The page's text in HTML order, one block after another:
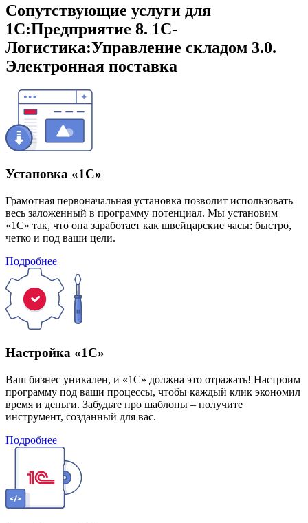
Сопутствующие услуги для
1С:Предприятие 8. 1С-
Логистика:Управление складом 3.0.
Электронная поставка
Установка «1С»
Грамотная первоначальная установка позволит использовать
весь заложенный в программу потенциал. Мы установим
«1С» так, что она заработает как швейцарские часы: быстро,
четко и под ваши цели.
Подробнее
Настройка «1С»
Ваш бизнес уникален, и «1С» должна это отражать! Настроим
программу под ваши процессы, чтобы каждый клик экономил
время и деньги. Забудьте про шаблоны – получите
инструмент, созданный для вас.
Подробнее